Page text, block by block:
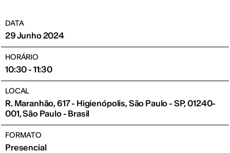
DATA
29 Junho 2024
HORÁRIO
10:30 - 11:30
LOCAL
R. Maranhão, 617 - Higienópolis, São Paulo - SP, 01240-
001, São Paulo - Brasil
FORMATO
Presencial